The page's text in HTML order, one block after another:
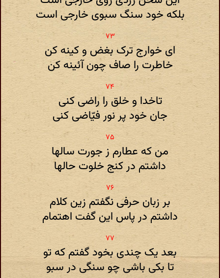
بلکه خود سنگ سبوی خارجی است
ای خوارج ترک بغض و کینه کن
خاطرت را صاف چون آئینه کن
تاخدا و خلق را راضی کنی
جان خود پر نور فیّاضی کنی
من که عطارم ز جورت سالها
داشتم در کنج خلوت حالها
بر زبان حرفی نگفتم زین کلام
داشتم در پاس این گفت اهتمام
بعد یک چندی بخود گفتم که تو
تا بکی باشی چو سنگی در سبو